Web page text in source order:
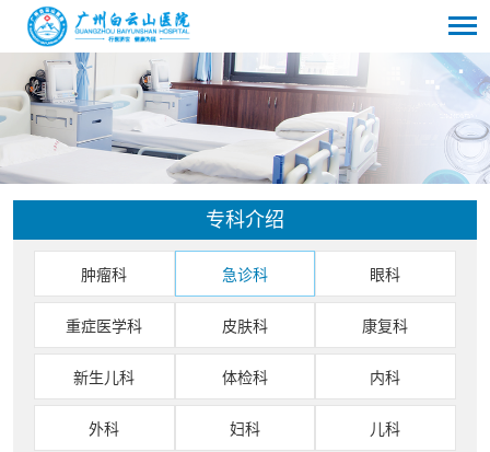
专科介绍
肿瘤科 急诊科 眼科
重症医学科 皮肤科 康复科
新生儿科 体检科 内科
外科 妇科 儿科